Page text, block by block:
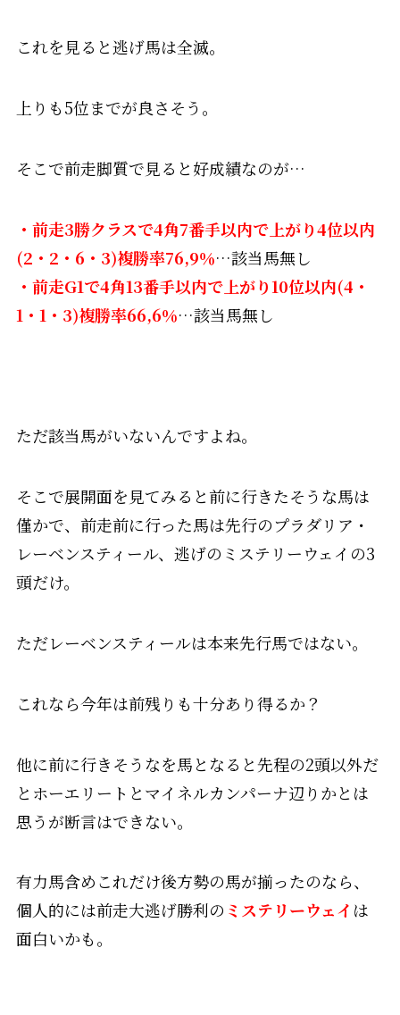
これを見ると逃げ馬は全滅。
上りも5位までが良さそう。
そこで前走脚質で見ると好成績なのが…
・前走3勝クラスで4角7番手以内で上がり4位以内
(2・2・6・3)複勝率76,9％…該当馬無し
・前走G1で4角13番手以内で上がり10位以内(4・
1・1・3)複勝率66,6％…該当馬無し
ただ該当馬がいないんですよね。
そこで展開面を見てみると前に行きたそうな馬は
僅かで、前走前に行った馬は先行のプラダリア・
レーベンスティール、逃げのミステリーウェイの3
頭だけ。
ただレーベンスティールは本来先行馬ではない。
これなら今年は前残りも十分あり得るか？
他に前に行きそうなを馬となると先程の2頭以外だ
とホーエリートとマイネルカンパーナ辺りかとは
思うが断言はできない。
有力馬含めこれだけ後方勢の馬が揃ったのなら、
個人的には前走大逃げ勝利の ミステリーウェイ は
面白いかも。